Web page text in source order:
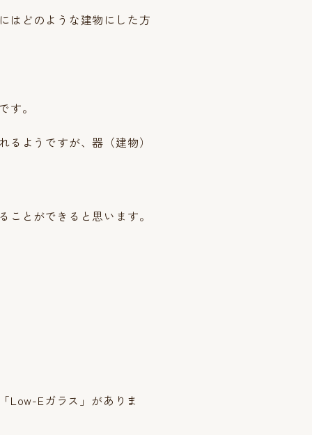
はどのような建物にした方
す。
ようですが、器（建物）
とができると思います。
Low-Eガラス」がありま